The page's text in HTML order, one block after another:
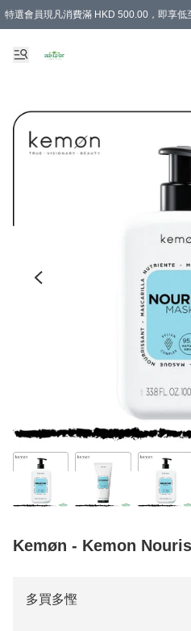
特選會員現凡消費滿 HKD 500.00，即享低
Kemøn - Kemon
多買多慳